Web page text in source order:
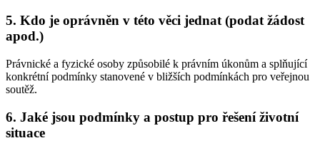
5. Kdo je oprávněn v této věci jednat (podat žádost
apod.)
Právnické a fyzické osoby způsobilé k právním úkonům a splňující
konkrétní podmínky stanovené v bližších podmínkách pro veřejnou
soutěž.
6. Jaké jsou podmínky a postup pro řešení životní
situace